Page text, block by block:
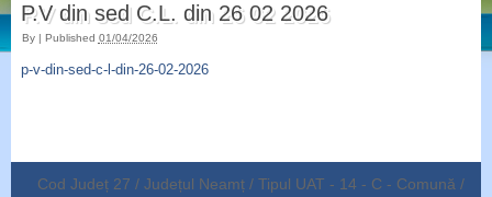
P.V din sed C.L. din 26 02 2026
By | Published 01/04/2026
p-v-din-sed-c-l-din-26-02-2026
Cod Județ 27 / Județul Neamț / Tipul UAT - 14 - C - Comună /